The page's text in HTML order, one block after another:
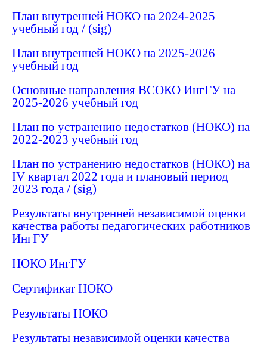
План внутренней НОКО на 2024-2025
учебный год / (sig)
План внутренней НОКО на 2025-2026
учебный год
Основные направления ВСОКО ИнгГУ на
2025-2026 учебный год
План по устранению недостатков (НОКО) на
2022-2023 учебный год
План по устранению недостатков (НОКО) на
IV квартал 2022 года и плановый период
2023 года / (sig)
Результаты внутренней независимой оценки
качества работы педагогических работников
ИнгГУ
НОКО ИнгГУ
Сертификат НОКО
Результаты НОКО
Результаты независимой оценки качества